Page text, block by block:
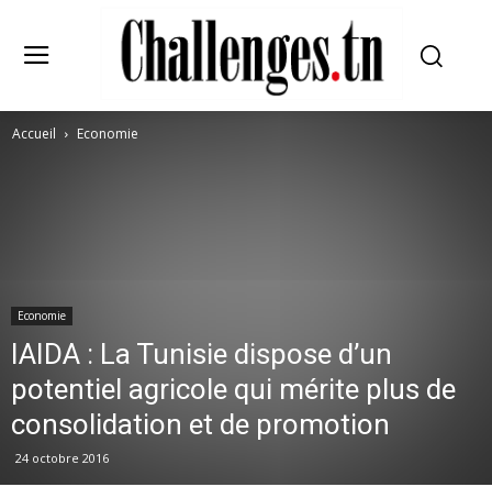
Accueil Economie
Economie
IAIDA : La Tunisie dispose d’un
potentiel agricole qui mérite plus de
consolidation et de promotion
24 octobre 2016